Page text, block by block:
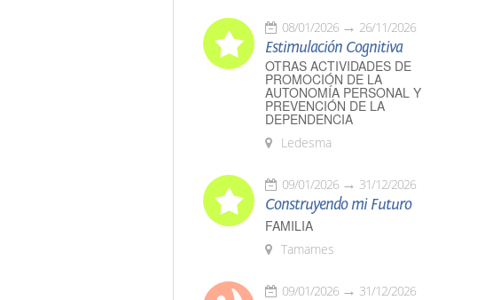
08/01/2026 26/11/2026
Estimulación Cognitiva
OTRAS ACTIVIDADES DE
PROMOCIÓN DE LA
AUTONOMÍA PERSONAL Y
PREVENCIÓN DE LA
DEPENDENCIA
Ledesma
09/01/2026 31/12/2026
Construyendo mi Futuro
FAMILIA
Tamames
09/01/2026 31/12/2026